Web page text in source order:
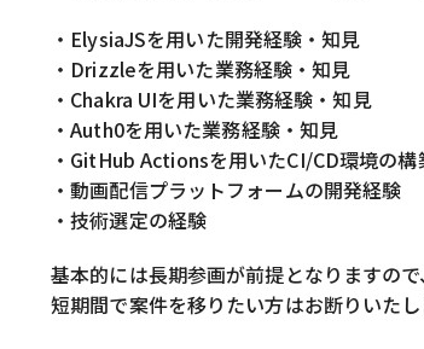
・ElysiaJSを用いた開発経験・知見
・Drizzleを用いた業務経験・知見
・Chakra UIを用いた業務経験・知見
・Auth0を用いた業務経験・知見
・GitHub Actionsを用いたCI/CD環境の構
・動画配信プラットフォームの開発経験
・技術選定の経験
基本的には長期参画が前提となりますので
短期間で案件を移りたい方はお断りいたし